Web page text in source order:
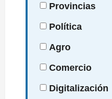
Provincias
Política
Agro
Comercio
Digitalización